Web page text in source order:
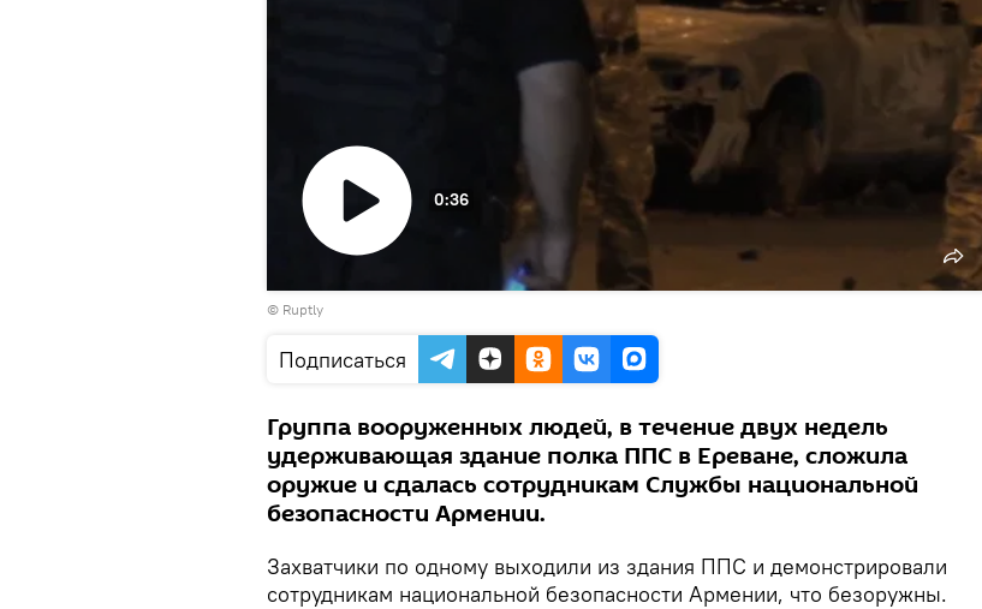
Воспроизвести
0:36
© Ruptly
Подписаться
Группа вооруженных людей, в течение двух недель
удерживающая здание полка ППС в Ереване, сложила
оружие и сдалась сотрудникам Службы национальной
безопасности Армении.
Захватчики по одному выходили из здания ППС и демонстрировали
сотрудникам национальной безопасности Армении, что безоружны.